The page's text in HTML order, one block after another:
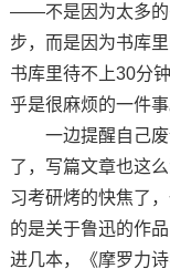
——不是因为太多的
步，而是因为书库
书库里待不上30分
乎是很麻烦的一件事
一边提醒自己废
了，写篇文章也这
习考研烤的快焦了
的是关于鲁迅的作
进几本，《摩罗力